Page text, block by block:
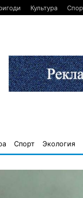
Культура
Спорт Экология